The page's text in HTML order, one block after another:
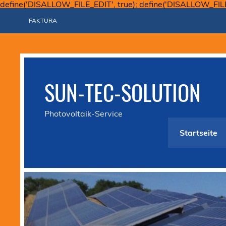
define('DISALLOW_FILE_EDIT', true);
FAKTURA
SUN-TEC-SOLUTION
Photovoltaik-Service
Startseite